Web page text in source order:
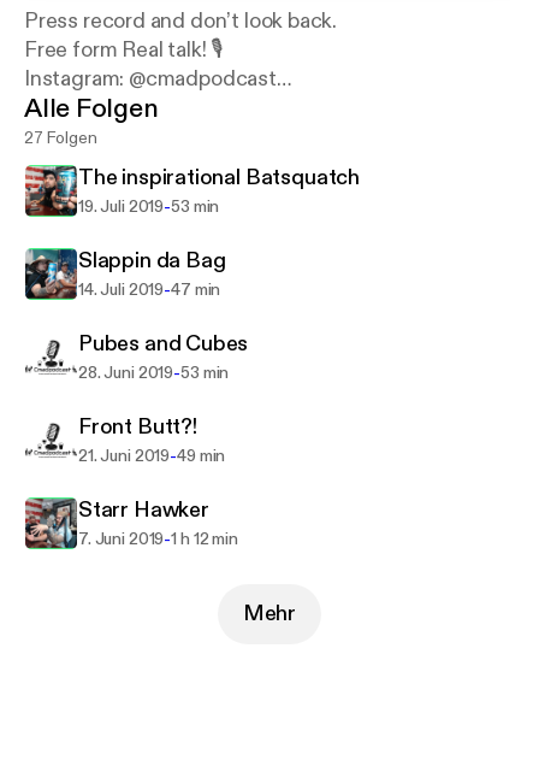
Press record and don’t look back.
Free form Real talk! 🎙
Instagram: @cmadpodcast
Email: Cmadpodcast@gmail.com Support this
podcast:
rt
Alle Folgen
27 Folgen
The inspirational Batsquatch
19. Juli 2019-53 min
Slappin da Bag
14. Juli 2019-47 min
Pubes and Cubes
28. Juni 2019-53 min
Front Butt?!
21. Juni 2019-49 min
Starr Hawker
7. Juni 2019-1 h 12 min
Mehr